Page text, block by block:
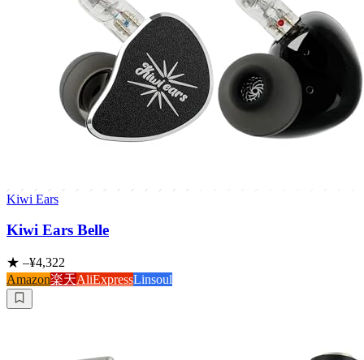
Kiwi Ears
Kiwi Ears Belle
★ –¥4,322
Amazon楽天AliExpressLinsoul